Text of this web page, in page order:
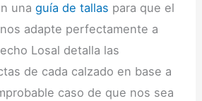
unaguía de tallas para que el
adapte perfectamente a
Losal detalla las
de cada calzado en base a
caso de que nos sea